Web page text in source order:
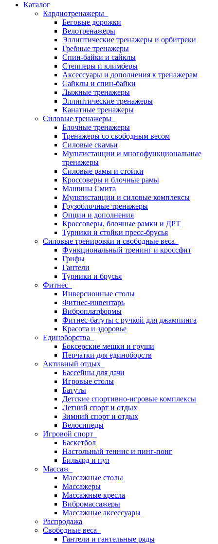
Каталог
Кардиотренажеры
Беговые дорожки
Велотренажеры
Эллиптические тренажеры и орбитреки
Гребные тренажеры
Спин-байки и сайклы
Степперы и климберы
Аксессуары и дополнения к тренажерам
Сайклы и спин-байки
Лыжные тренажеры
Эллиптические тренажеры
Канатные тренажеры
Силовые тренажеры
Блочные тренажеры
Тренажеры со свободным весом
Силовые скамьи
Мультистанции и многофункциональные
тренажеры
Силовые рамы и стойки
Кроссоверы и блочные рамы
Машины Смита
Мультистанции и силовые комплексы
Грузоблочные тренажеры
Опции и дополнения
Кроссоверы, блочные рамки и ДРТ
Турники и стойки пресс-брусья
Силовые тренировки и свободные веса
Функциональный тренинг и кроссфит
Грифы
Гантели
Турники и брусья
Фитнес
Инверсионные столы
Фитнес-инвентарь
Виброплатформы
Фитнес-батуты с ручкой для джампинга
Красота и здоровье
Единоборства
Боксерские мешки и груши
Перчатки для единоборств
Активный отдых
Бассейны для дачи
Игровые столы
Батуты
Детские спортивно-игровые комплексы
Летний спорт и отдых
Зимний спорт и отдых
Велосипеды
Игровой спорт
Баскетбол
Настольный теннис и пинг-понг
Бильярд и пул
Массаж
Массажные столы
Массажеры
Массажные кресла
Вибромассажеры
Массажные аксессуары
Распродажа
Свободные веса
Гантели и гантельные ряды